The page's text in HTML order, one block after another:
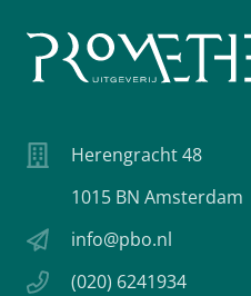
Herengracht 48
1015 BN Amsterdam
info@pbo.nl
(020) 6241934